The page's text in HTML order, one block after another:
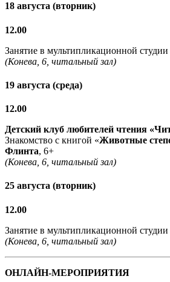
18 августа (вторник)
12.00
Занятие в мультипликационной студии
(Конева, 6, читальный зал)
19 августа (среда)
12.00
Детский клуб любителей чтения
Знакомство с книгой «Животные
Флинта, 6+
(Конева, 6, читальный зал)
25 августа (вторник)
12.00
Занятие в мультипликационной студии
(Конева, 6, читальный зал)
ОНЛАЙН-МЕРОПРИЯТИЯ